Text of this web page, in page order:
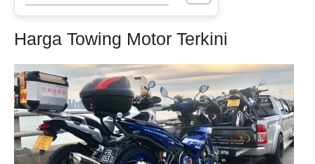
Harga Towing Motor Terkini